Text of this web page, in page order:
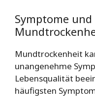
Symptome
Mundtrockenheit
unangenehme
Lebensqualität
häufigsten